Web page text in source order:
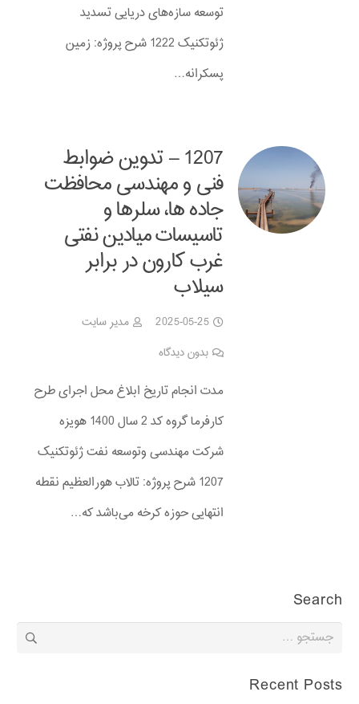
توسعه سازه‌های دریایی تسدید
ژئوتکنیک 1222 شرح پروژه: زمین
پسکرانه…
1207 – تدوین ضوابط
فنی و مهندسی محافظت
جاده ها، سلرها و
تاسیسات میادین نفتی
غرب کارون در برابر
سیلاب
2025-05-25
مدیر سایت
بدون دیدگاه
مدت انجام تاریخ ابلاغ محل اجرای طرح
کارفرما گروه کد 2 سال 1400 هویزه
شرکت مهندسی وتوسعه نفت ژئوتکنیک
1207 شرح پروژه: تالاب هورالعظیم نقطه
انتهایی حوزه کرخه ‌می‌باشد که…
Search
جستجو
Recent Posts